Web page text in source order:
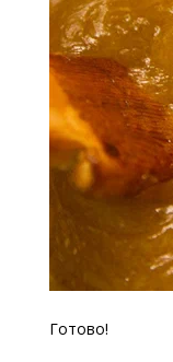
Готово!